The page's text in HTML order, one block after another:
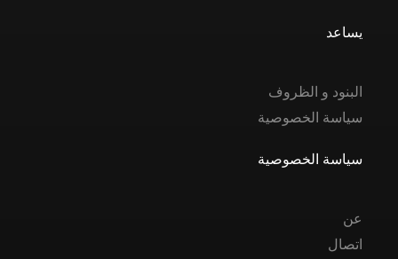
يساعد
البنود و الظروف
سياسة الخصوصية
سياسة الخصوصية
عن
اتصال